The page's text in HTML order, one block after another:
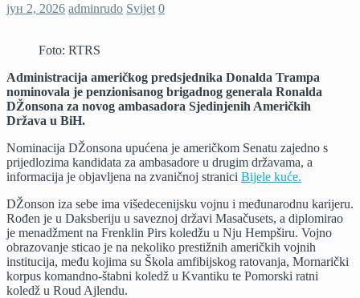
јун 2, 2026 adminrudo Svijet 0
Foto: RTRS
Administracija američkog predsjednika Donalda Trampa
nominovala je penzionisanog brigadnog generala Ronalda
DŽonsona za novog ambasadora Sjedinjenih Američkih
Država u BiH.
Nominacija DŽonsona upućena je američkom Senatu zajedno s
prijedlozima kandidata za ambasadore u drugim državama, a
informacija je objavljena na zvaničnoj stranici Bijele kuće.
DŽonson iza sebe ima višedecenijsku vojnu i međunarodnu karijeru.
Rođen je u Daksberiju u saveznoj državi Masačusets, a diplomirao
je menadžment na Frenklin Pirs koledžu u Nju Hempširu. Vojno
obrazovanje sticao je na nekoliko prestižnih američkih vojnih
institucija, među kojima su Škola amfibijskog ratovanja, Mornarički
korpus komandno-štabni koledž u Kvantiku te Pomorski ratni
koledž u Roud Ajlendu.